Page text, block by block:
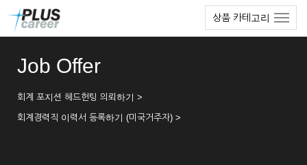
상품 카테고리
Job Offer
회계 포지션 헤드헌팅 의뢰하기 >
회계경력직 이력서 등록하기 (미국거주자) >